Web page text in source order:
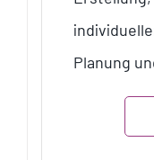
Planung